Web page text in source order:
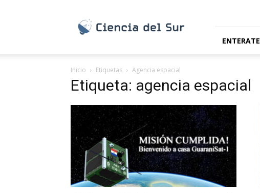
Sur
ENTERATE
Inicio Etiquetas Agencia espacial
Etiqueta: agencia espacial